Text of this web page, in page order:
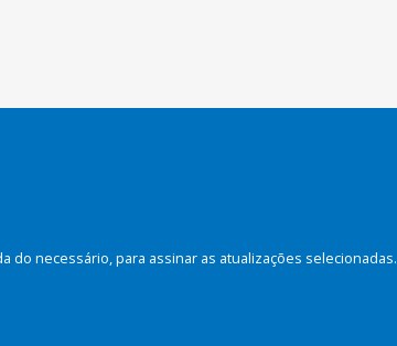
do necessário, para assinar as atualizações selecionadas.